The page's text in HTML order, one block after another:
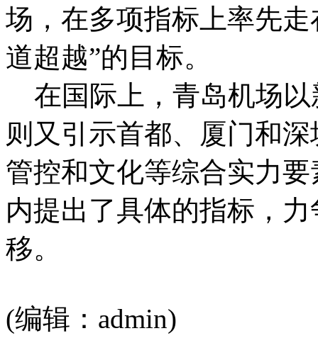
场，在多项指标上率先
道超越”的目标。
在国际上，青岛机场以
则又引示首都、厦门和
管控和文化等综合实力
内提出了具体的指标，
移。
(编辑：admin)